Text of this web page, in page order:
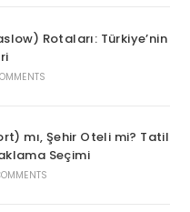
Rotaları: Türkiye’nin
mı, Şehir Oteli mi? Tatil
Seçimi